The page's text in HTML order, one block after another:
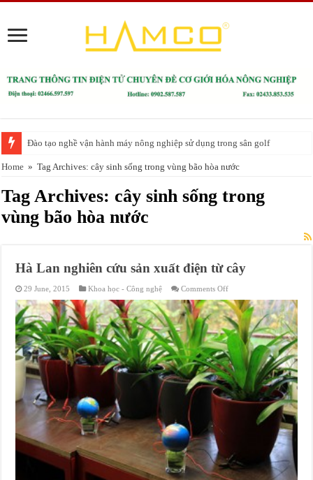
Đào tạo nghề vận hành máy nông nghiệp sử dụng trong sân golf
Home » Tag Archives: cây sinh sống trong vùng bão hòa nước
Tag Archives: cây sinh sống trong
vùng bão hòa nước
Hà Lan nghiên cứu sản xuất điện từ cây
29 June, 2015 Khoa học - Công nghệ Comments Offon
Lan
nghiên
cứu
sản
xuất
từ
cây